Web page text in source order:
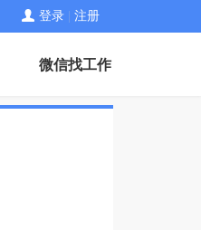
登录 注册
微信找工作